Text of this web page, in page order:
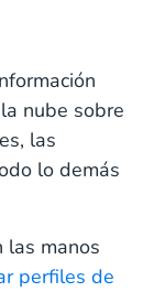
nube sobre
las
lo demás
las manos
perfiles de